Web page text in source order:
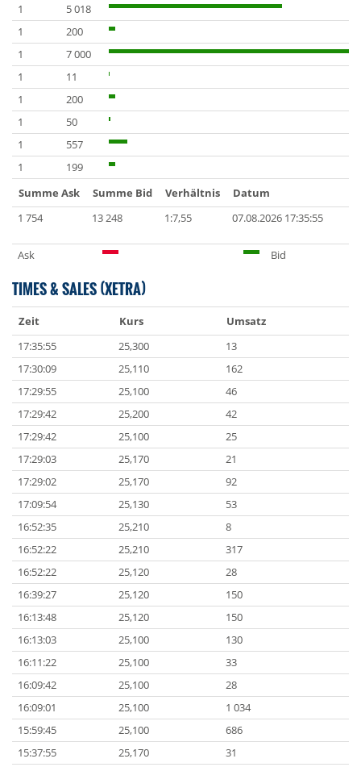
1
5 018
1
200
1
7 000
1
11
1
200
1
50
1
557
1
199
Summe Ask
Summe Bid Verhältnis
Datum
1 754
13 248 1:7,55 07.08.2026 17:35:55
Ask Bid
TIMES & SALES (XETRA)
Zeit Kurs
Umsatz
17:35:55
25,300
13
17:30:09
25,110
162
17:29:55
25,100
46
17:29:42
25,200
42
17:29:42
25,100
25
17:29:03
25,170
21
17:29:02
25,170
92
17:09:54
25,130
53
16:52:35
25,210
8
16:52:22
25,210
317
16:52:22
25,120
28
16:39:27
25,120
150
16:13:48
25,120
150
16:13:03
25,100
130
16:11:22
25,100
33
16:09:42
25,100
28
16:09:01
25,100
1 034
15:59:45
25,100
686
15:37:55
25,170
31